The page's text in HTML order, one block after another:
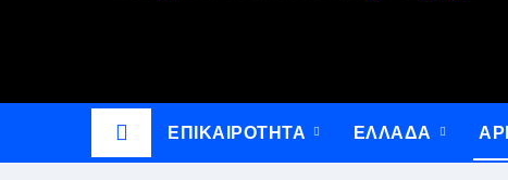
ΕΠΙΚΑΙΡΟΤΗΤΑ ΕΛΛΑΔΑ